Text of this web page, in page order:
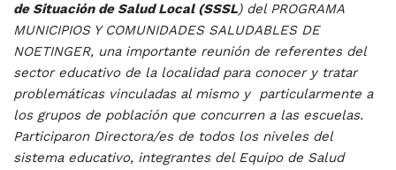
de Situación de Salud Local (SSSL) del PROGRAMA
MUNICIPIOS Y COMUNIDADES SALUDABLES DE
NOETINGER, una importante reunión de referentes del
sector educativo de la localidad para conocer y tratar
problemáticas vinculadas al mismo y particularmente a
los grupos de población que concurren a las escuelas.
Participaron Directora/es de todos los niveles del
sistema educativo, integrantes del Equipo de Salud